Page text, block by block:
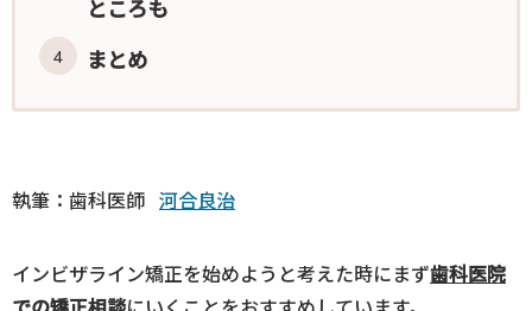
ところも
まとめ
執筆：歯科医師 河合良治
インビザライン矯正を始めようと考えた時にまず歯科医院